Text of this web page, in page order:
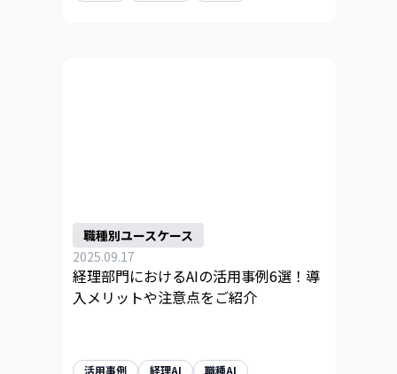
職種別ユースケース
2025.09.17
経理部門におけるAIの活用事例6選！導
入メリットや注意点をご紹介
活用事例 経理AI 職種AI